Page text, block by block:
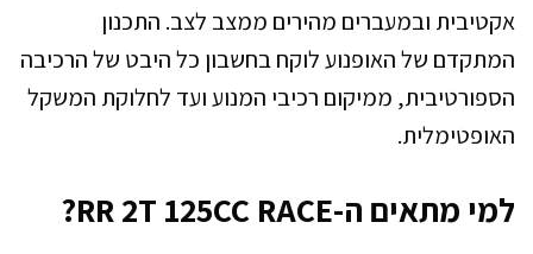
אקטיבית ובמעברים מהירים ממצב לצב. התכנון
המתקדם של האופנוע לוקח בחשבון כל היבט של הרכיבה
הספורטיבית, ממיקום רכיבי המנוע ועד לחלוקת המשקל
האופטימלית.
למי מתאים ה-RR 2T 125CC RACE?